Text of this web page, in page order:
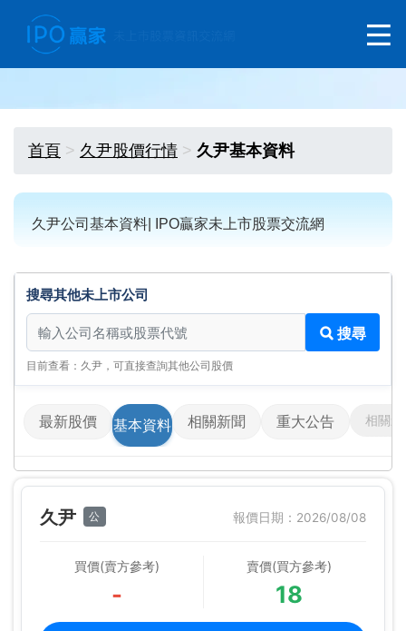
首頁 久尹股價行情 久尹基本資料
久尹公司基本資料| IPO贏家未上市股票交流網
搜尋其他未上市公司
搜尋其他未上市公司
搜尋
目前查看：久尹，可直接查詢其他公司股價
最新股價 基本資料 相關新聞 重大公告 相關影
久尹 公 報價日期：2026/08/08
買價(賣方參考)
-
賣價(買方參考)
18